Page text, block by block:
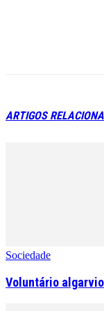
ARTIGOS
Sociedade
Voluntário algarvio